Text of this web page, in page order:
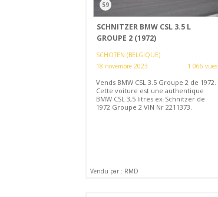
59
SCHNITZER BMW CSL 3.5 L
GROUPE 2 (1972)
SCHOTEN (BELGIQUE)
18 novembre 2023
1 066 vues
Vends BMW CSL 3.5 Groupe 2 de 1972.
Cette voiture est une authentique
BMW CSL 3,5 litres ex-Schnitzer de
1972 Groupe 2 VIN Nr 2211373.
Vendu par : RMD